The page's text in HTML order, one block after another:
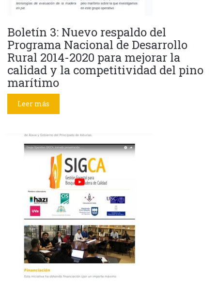
Boletín 3: Nuevo respaldo del
Programa Nacional de Desarrollo
Rural 2014-2020 para mejorar la
calidad y la competitividad del pino
marítimo
Leer más